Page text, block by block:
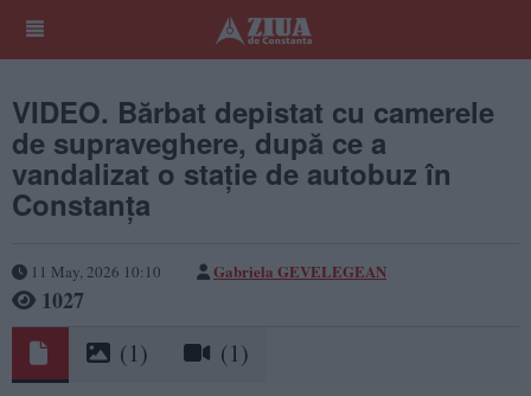
VIDEO. Bărbat depistat cu camerele
de supraveghere, după ce a
vandalizat o stație de autobuz în
Constanța
11 May, 2026 10:10 Gabriela GEVELEGEAN
1027
(1) (1)